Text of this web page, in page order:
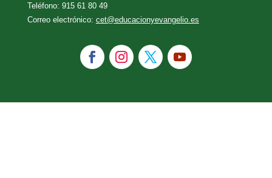
Teléfono: 915 61 80 49
Correo electrónico: cet@educacionyevangelio.es